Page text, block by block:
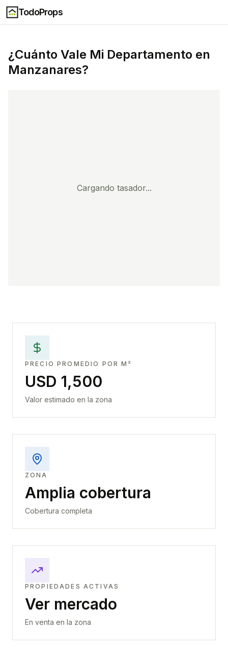
TodoProps
¿Cuánto Vale Mi Departamento en
Manzanares?
Cargando tasador...
PRECIO PROMEDIO POR M²
USD 1,500
Valor estimado en la zona
ZONA
Amplia cobertura
Cobertura completa
PROPIEDADES ACTIVAS
Ver mercado
En venta en la zona